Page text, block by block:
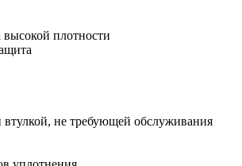
плотности
не требующей об­слу­жи­ва­ния